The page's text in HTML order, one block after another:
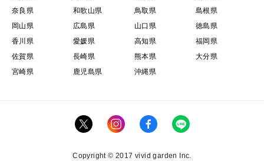
奈良県
和歌山県 鳥取県
島根県
岡山県
広島県 山口県
徳島県
香川県
愛媛県 高知県
福岡県
佐賀県
長崎県 熊本県
大分県
宮崎県
鹿児島県 沖縄県
Copyright © 2017 vivid garden Inc.